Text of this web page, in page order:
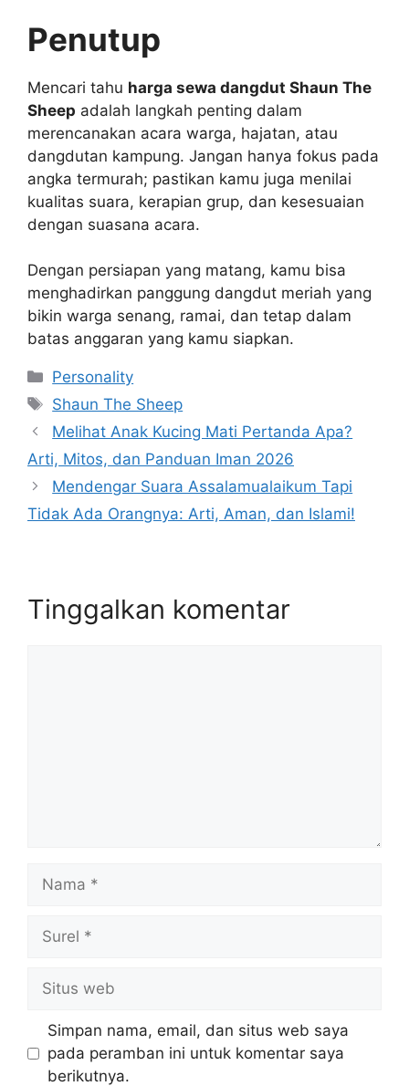
Penutup
Mencari tahu harga sewa dangdut Shaun The
Sheep adalah langkah penting dalam
merencanakan acara warga, hajatan, atau
dangdutan kampung. Jangan hanya fokus pada
angka termurah; pastikan kamu juga menilai
kualitas suara, kerapian grup, dan kesesuaian
dengan suasana acara.
Dengan persiapan yang matang, kamu bisa
menghadirkan panggung dangdut meriah yang
bikin warga senang, ramai, dan tetap dalam
batas anggaran yang kamu siapkan.
Kategori
Personality
Tag
Shaun The Sheep
Melihat Anak Kucing Mati Pertanda Apa?
Arti, Mitos, dan Panduan Iman 2026
Mendengar Suara Assalamualaikum Tapi
Tidak Ada Orangnya: Arti, Aman, dan Islami!
Tinggalkan komentar
web
Simpan nama, email, dan situs web saya
pada peramban ini untuk komentar saya
berikutnya.